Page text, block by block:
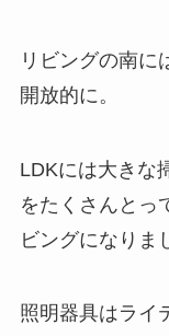
リビングの南に
開放的に。
LDKには大きな
をたくさんとっ
ビングになりま
照明器具はライ